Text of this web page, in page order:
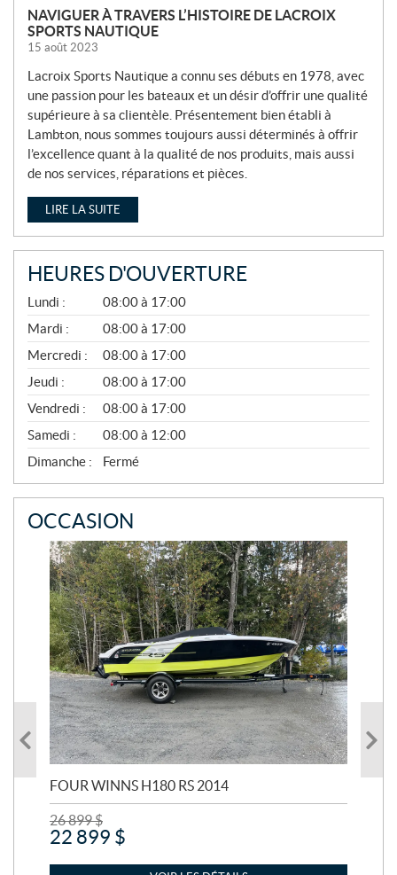
NAVIGUER À TRAVERS L’HISTOIRE DE LACROIX
SPORTS NAUTIQUE
15 août 2023
Lacroix Sports Nautique a connu ses débuts en 1978, avec
une passion pour les bateaux et un désir d’offrir une qualité
supérieure à sa clientèle. Présentement bien établi à
Lambton, nous sommes toujours aussi déterminés à offrir
l’excellence quant à la qualité de nos produits, mais aussi
de nos services, réparations et pièces.
LIRE LA SUITE
HEURES D'OUVERTURE
A
V
R
I
L
À
N
O
V
E
M
B
R
E
Lundi :
08:00 à 17:00
Mardi :
08:00 à 17:00
Mercredi :
08:00 à 17:00
Jeudi :
08:00 à 17:00
Vendredi :
08:00 à 17:00
Samedi :
08:00 à 12:00
Dimanche :
Fermé
OCCASION
FOUR WINNS H180 RS 2014
26 899$
22 899 $